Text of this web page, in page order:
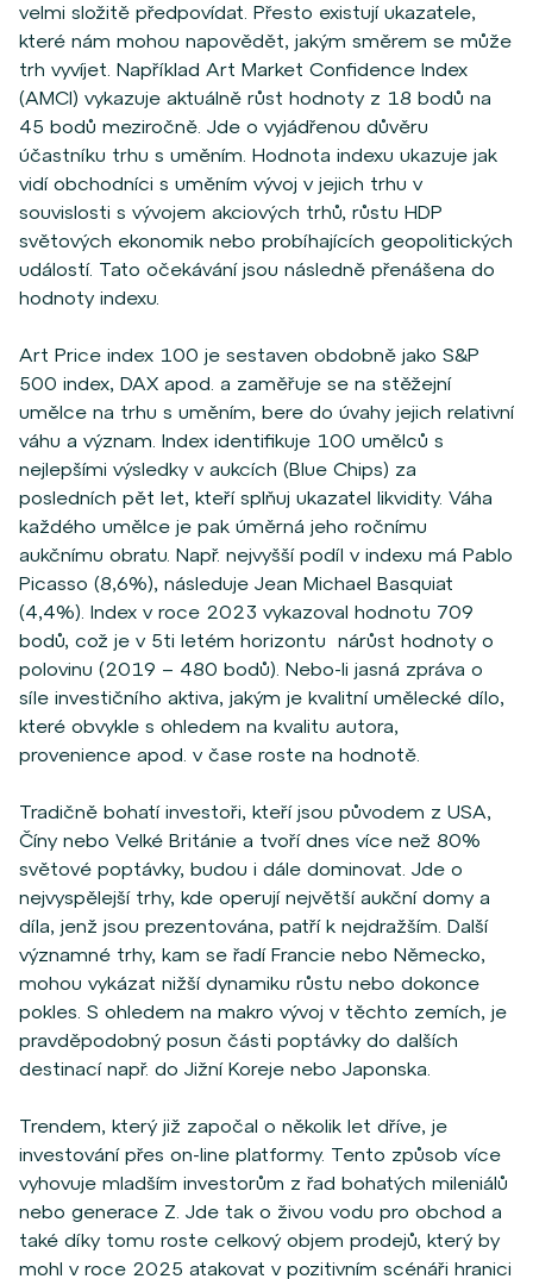
velmi složitě předpovídat. Přesto existují ukazatele,
které nám mohou napovědět, jakým směrem se může
trh vyvíjet. Například Art Market Confidence Index
(AMCI) vykazuje aktuálně růst hodnoty z 18 bodů na
45 bodů meziročně. Jde o vyjádřenou důvěru
účastníku trhu s uměním. Hodnota indexu ukazuje jak
vidí obchodníci s uměním vývoj v jejich trhu v
souvislosti s vývojem akciových trhů, růstu HDP
světových ekonomik nebo probíhajících geopolitických
událostí. Tato očekávání jsou následně přenášena do
hodnoty indexu.
Art Price index 100 je sestaven obdobně jako S&P
500 index, DAX apod. a zaměřuje se na stěžejní
umělce na trhu s uměním, bere do úvahy jejich relativní
váhu a význam. Index identifikuje 100 umělců s
nejlepšími výsledky v aukcích (Blue Chips) za
posledních pět let, kteří splňuj ukazatel likvidity. Váha
každého umělce je pak úměrná jeho ročnímu
aukčnímu obratu. Např. nejvyšší podíl v indexu má Pablo
Picasso (8,6%), následuje Jean Michael Basquiat
(4,4%). Index v roce 2023 vykazoval hodnotu 709
bodů, což je v 5ti letém horizontu nárůst hodnoty o
polovinu (2019 – 480 bodů). Nebo-li jasná zpráva o
síle investičního aktiva, jakým je kvalitní umělecké dílo,
které obvykle s ohledem na kvalitu autora,
provenience apod. v čase roste na hodnotě.
Tradičně bohatí investoři, kteří jsou původem z USA,
Číny nebo Velké Británie a tvoří dnes více než 80%
světové poptávky, budou i dále dominovat. Jde o
nejvyspělejší trhy, kde operují největší aukční domy a
díla, jenž jsou prezentována, patří k nejdražším. Další
významné trhy, kam se řadí Francie nebo Německo,
mohou vykázat nižší dynamiku růstu nebo dokonce
pokles. S ohledem na makro vývoj v těchto zemích, je
pravděpodobný posun části poptávky do dalších
destinací např. do Jižní Koreje nebo Japonska.
Trendem, který již započal o několik let dříve, je
investování přes on-line platformy. Tento způsob více
vyhovuje mladším investorům z řad bohatých mileniálů
nebo generace Z. Jde tak o živou vodu pro obchod a
také díky tomu roste celkový objem prodejů, který by
mohl v roce 2025 atakovat v pozitivním scénáři hranici